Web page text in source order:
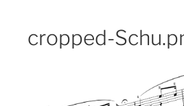
cropped-